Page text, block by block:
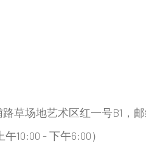
草场地艺术区红一号B1，邮
10:00 - 下午6:00）